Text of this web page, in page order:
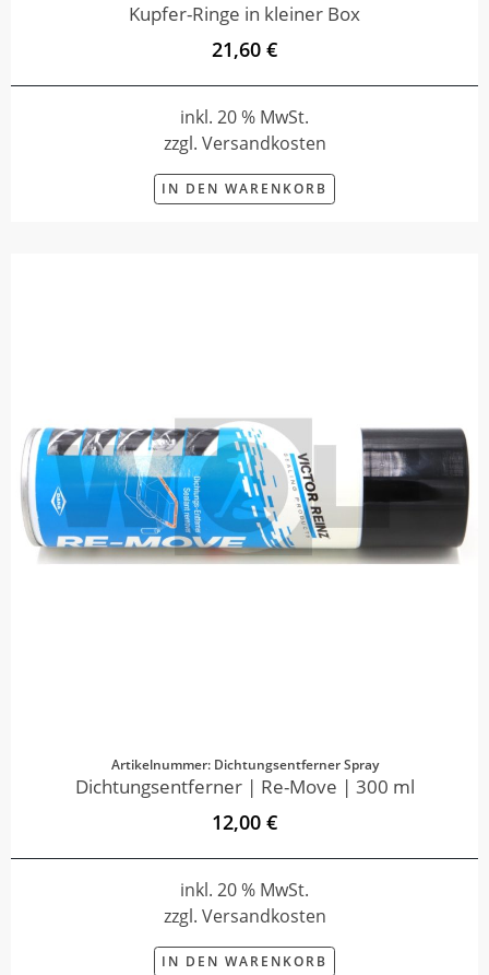
Kupfer-Ringe in kleiner Box
21,60 €
inkl. 20 % MwSt.
zzgl. Versandkosten
IN DEN WARENKORB
Artikelnummer: Dichtungsentferner Spray
Dichtungsentferner | Re-Move | 300 ml
12,00 €
inkl. 20 % MwSt.
zzgl. Versandkosten
IN DEN WARENKORB